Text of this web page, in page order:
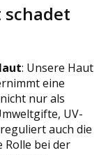
: Unsere Haut
eine
nur als
UV-
auch die
bei der